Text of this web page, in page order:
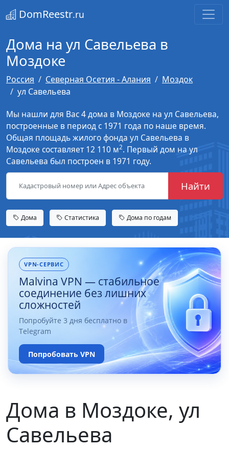
DomReestr.ru
Дома на ул Савельева в
Моздоке
Россия Северная Осетия - Алания
Моздок
ул Савельева
Мы нашли для Вас 4 дома в Моздоке на ул Савельева,
построенные в период с 1971 года по наше время.
Общая площадь жилого фонда ул Савельева в
Моздоке составляет 12 110 м2. Первый дом на ул
Савельева был построен в 1971 году.
Найти
Дома Статистика Дома по годам
VPN-СЕРВИС
Malvina VPN — стабильное
соединение без лишних
сложностей
Попробуйте 3 дня бесплатно в
Telegram
Попробовать VPN
Дома в Моздоке, ул
Савельева